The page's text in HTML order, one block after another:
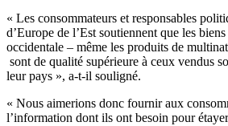
« Les consommateurs et responsables
d’Europe de l’Est soutiennent que les
occidentale – même les produits de
sont de qualité supérieure à ceux vendus
leur pays », a-t-il souligné.
« Nous aimerions donc fournir aux
l’information dont ils ont besoin pour